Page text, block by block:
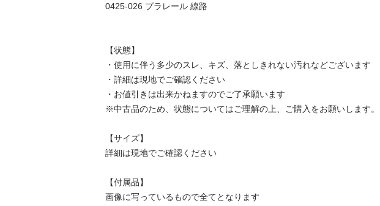
0425-026 プラレール 線路
【状態】
・使用に伴う多少のスレ、キズ、落としきれない汚れなどございます
・詳細は現地でご確認ください
・お値引きは出来かねますのでご了承願います
※中古品のため、状態についてはご理解の上、ご購入をお願いします。
【サイズ】
詳細は現地でご確認ください
【付属品】
画像に写っているもので全てとなります